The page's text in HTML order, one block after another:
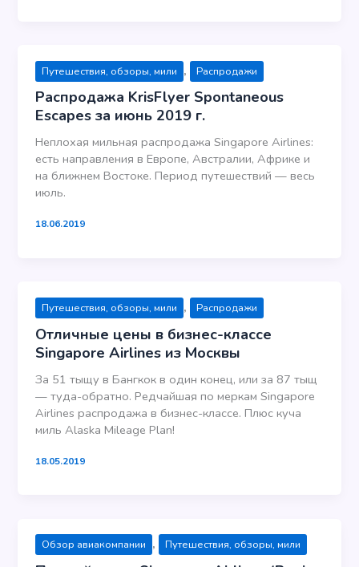
Путешествия, обзоры, мили , Распродажи
Распродажа KrisFlyer Spontaneous
Escapes за июнь 2019 г.
Неплохая мильная распродажа Singapore Airlines:
есть направления в Европе, Австралии, Африке и
на ближнем Востоке. Период путешествий — весь
июль.
18.06.2019
Путешествия, обзоры, мили , Распродажи
Отличные цены в бизнес-классе
Singapore Airlines из Москвы
За 51 тыщу в Бангкок в один конец, или за 87 тыщ
— туда-обратно. Редчайшая по меркам Singapore
Airlines распродажа в бизнес-классе. Плюс куча
миль Alaska Mileage Plan!
18.05.2019
Обзор авиакомпании , Путешествия, обзоры, мили